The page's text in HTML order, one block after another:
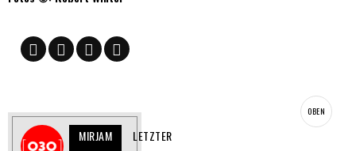
MIRJAM
LETZTER
OBEN